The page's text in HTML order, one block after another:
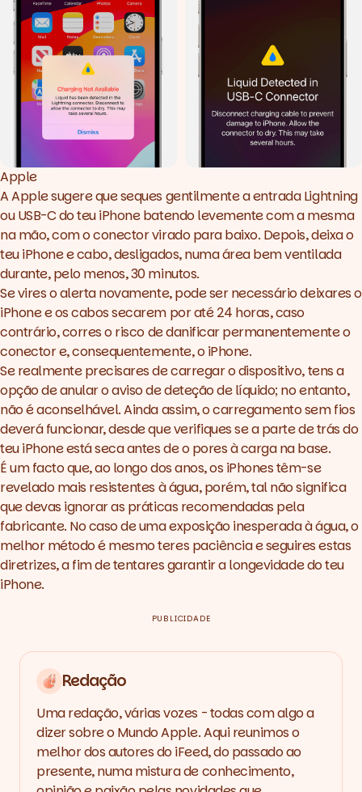
Apple
A Apple sugere que seques gentilmente a entrada Lightning
ou USB-C do teu iPhone batendo levemente com a mesma
na mão, com o conector virado para baixo. Depois, deixa o
teu iPhone e cabo, desligados, numa área bem ventilada
durante, pelo menos, 30 minutos.
Se vires o alerta novamente, pode ser necessário deixares o
iPhone e os cabos secarem por até 24 horas, caso
contrário, corres o risco de danificar permanentemente o
conector e, consequentemente, o iPhone.
Se realmente precisares de carregar o dispositivo, tens a
opção de anular o aviso de deteção de líquido; no entanto,
não é aconselhável. Ainda assim, o carregamento sem fios
deverá funcionar, desde que verifiques se a parte de trás do
teu iPhone está seca antes de o pores à carga na base.
É um facto que, ao longo dos anos, os iPhones têm-se
revelado mais resistentes à água, porém, tal não significa
que devas ignorar as práticas recomendadas pela
fabricante. No caso de uma exposição inesperada à água, o
melhor método é mesmo teres paciência e seguires estas
diretrizes, a fim de tentares garantir a longevidade do teu
iPhone.
PUBLICIDADE
Redação
Uma redação, várias vozes - todas com algo a
dizer sobre o Mundo Apple. Aqui reunimos o
melhor dos autores do iFeed, do passado ao
presente, numa mistura de conhecimento,